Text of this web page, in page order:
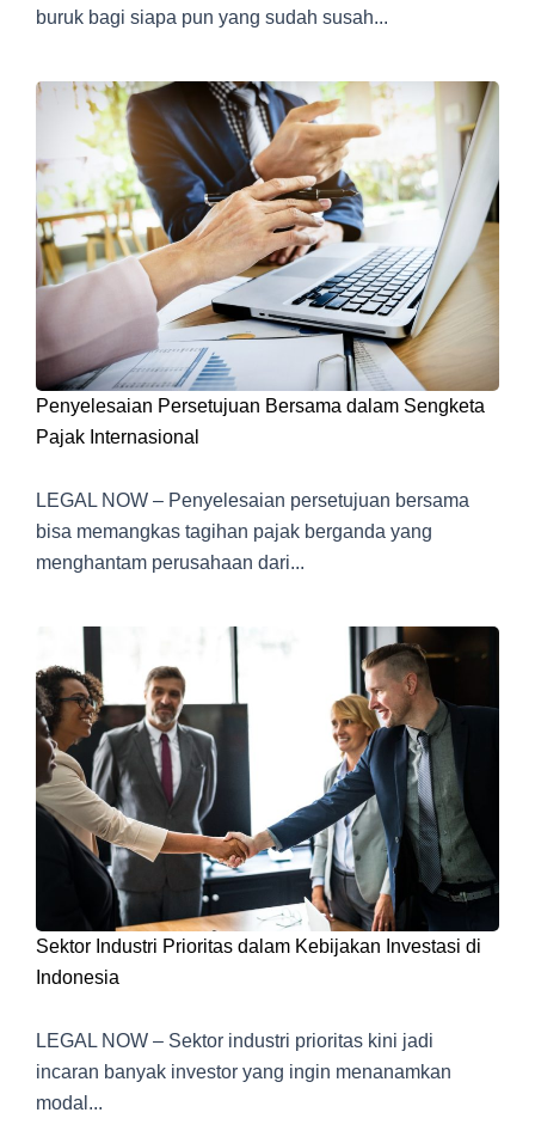
buruk bagi siapa pun yang sudah susah...
Penyelesaian Persetujuan Bersama dalam Sengketa
Pajak Internasional
LEGAL NOW – Penyelesaian persetujuan bersama
bisa memangkas tagihan pajak berganda yang
menghantam perusahaan dari...
Sektor Industri Prioritas dalam Kebijakan Investasi di
Indonesia
LEGAL NOW – Sektor industri prioritas kini jadi
incaran banyak investor yang ingin menanamkan
modal...